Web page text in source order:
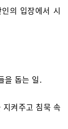
의 입장에서 시
을 돕는 일.
켜주고 침묵 속